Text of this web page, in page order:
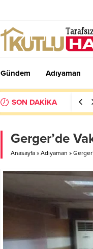
Gündem Adıyaman
SON DAKİKA
Gerger’de
Anasayfa » Adıyaman »